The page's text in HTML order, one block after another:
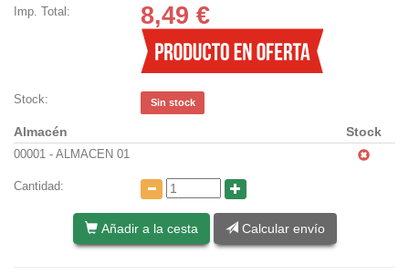
Imp. Total: 8,49 €
Stock: Sin stock
Almacén Stock
00001 - ALMACEN 01
Cantidad:
Añadir a la cesta Calcular envío